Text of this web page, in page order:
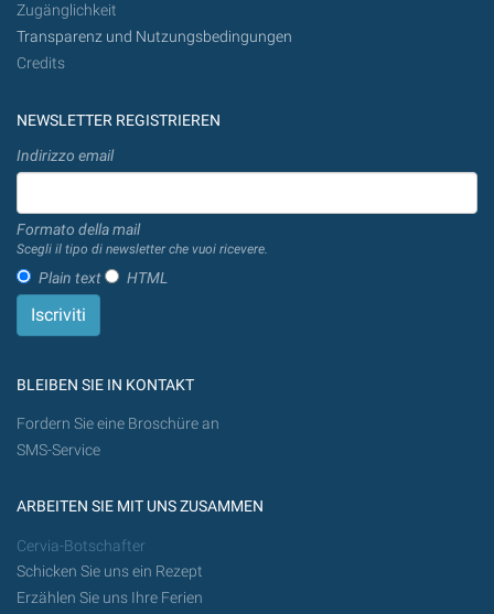
Zugänglichkeit
Transparenz und Nutzungsbedingungen
Credits
NEWSLETTER REGISTRIEREN
Indirizzo email
Formato della mail
Scegli il tipo di newsletter che vuoi ricevere.
Plain text HTML
BLEIBEN SIE IN KONTAKT
Fordern Sie eine Broschüre an
SMS-Service
ARBEITEN SIE MIT UNS ZUSAMMEN
Cervia-Botschafter
Schicken Sie uns ein Rezept
Erzählen Sie uns Ihre Ferien